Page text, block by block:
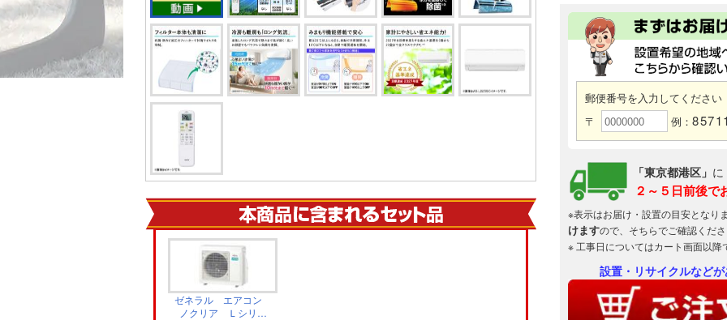
ゼネラル エアコン
ノクリア Ｌシリー
郵便番号を入力してください
〒
例：
「東京都港区」 に
２～５日前後で
※表示はお届け・設置の目安となり
けますので、そちらでご確認くだ
※ 工事日についてはカート画面以降
設置・リサイクルなど